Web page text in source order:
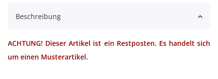
Beschreibung
ACHTUNG! Dieser Artikel ist ein Restposten. Es handelt sich
um einen Musterartikel.